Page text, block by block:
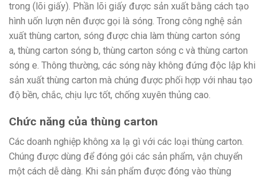
trong (lõi giấy). Phần lõi giấy được sản xuất bằng cách tạo
hình uốn lượn nên được gọi là sóng. Trong công nghệ sản
xuất thùng carton, sóng được chia làm thùng carton sóng
a, thùng carton sóng b, thùng carton sóng c và thùng carton
sóng e. Thông thường, các sóng này không đứng độc lập khi
sản xuất thùng carton mà chúng được phối hợp với nhau tạo
độ bền, chắc, chịu lực tốt, chống xuyên thủng cao.
Chức năng của thùng carton
Các doanh nghiệp không xa lạ gì với các loại thùng carton.
Chúng được dùng để đóng gói các sản phẩm, vận chuyển
một cách dễ dàng. Khi sản phẩm được đóng vào thùng